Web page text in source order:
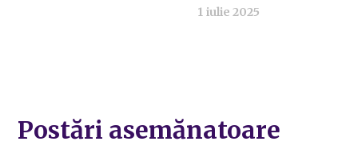
1 iulie 2025
Postări asemănatoare